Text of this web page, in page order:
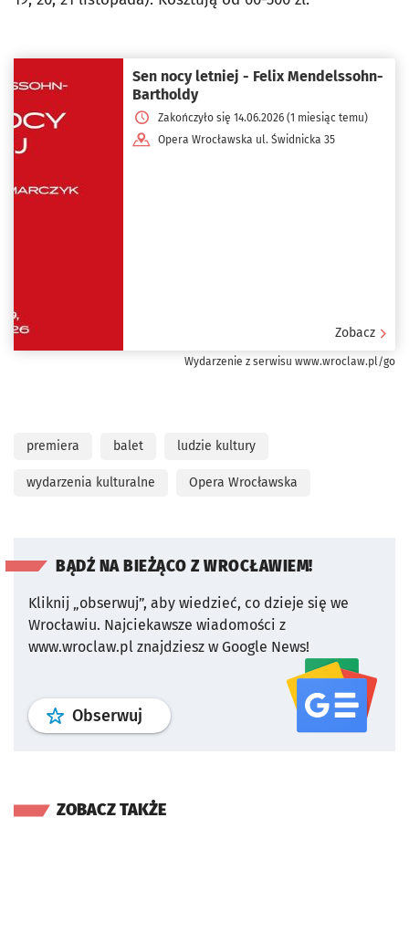
Sen nocy letniej - Felix Mendelssohn-
Bartholdy
Zakończyło się 14.06.2026 (1 miesiąc temu)
Opera Wrocławska ul. Świdnicka 35
Zobacz
Wydarzenie z serwisu www.wroclaw.pl/go
premiera balet ludzie kultury
wydarzenia kulturalne Opera Wrocławska
BĄDŹ NA BIEŻĄCO Z WROCŁAWIEM!
Kliknij „obserwuj”, aby wiedzieć, co dzieje się we
Wrocławiu. Najciekawsze wiadomości z
www.wroclaw.pl znajdziesz w Google News!
Obserwuj profil serwisu
ZOBACZ TAKŻE